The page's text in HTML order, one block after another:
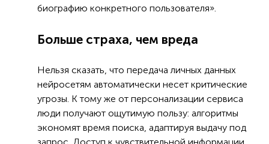
биографию конкретного пользователя».
Больше страха, чем вреда
Нельзя сказать, что передача личных данных
нейросетям автоматически несет критические
угрозы. К тому же от персонализации сервиса
люди получают ощутимую пользу: алгоритмы
экономят время поиска, адаптируя выдачу под
запрос. Доступ к чувствительной информации